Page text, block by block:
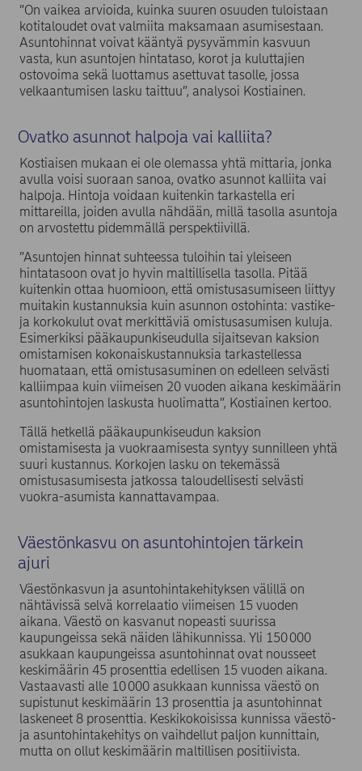
”On vaikea arvioida, kuinka suuren osuuden tuloistaan
kotitaloudet ovat valmiita maksamaan asumisestaan.
Asuntohinnat voivat kääntyä pysyvämmin kasvuun
vasta, kun asuntojen hintataso, korot ja kuluttajien
ostovoima sekä luottamus asettuvat tasolle, jossa
velkaantumisen lasku taittuu”, analysoi Kostiainen.
Ovatko asunnot halpoja vai kalliita?
Kostiaisen mukaan ei ole olemassa yhtä mittaria, jonka
avulla voisi suoraan sanoa, ovatko asunnot kalliita vai
halpoja. Hintoja voidaan kuitenkin tarkastella eri
mittareilla, joiden avulla nähdään, millä tasolla asuntoja
on arvostettu pidemmällä perspektiivillä.
”Asuntojen hinnat suhteessa tuloihin tai yleiseen
hintatasoon ovat jo hyvin maltillisella tasolla. Pitää
kuitenkin ottaa huomioon, että omistusasumiseen liittyy
muitakin kustannuksia kuin asunnon ostohinta: vastike-
ja korkokulut ovat merkittäviä omistusasumisen kuluja.
Esimerkiksi pääkaupunkiseudulla sijaitsevan kaksion
omistamisen kokonaiskustannuksia tarkastellessa
huomataan, että omistusasuminen on edelleen selvästi
kalliimpaa kuin viimeisen 20 vuoden aikana keskimäärin
asuntohintojen laskusta huolimatta”, Kostiainen kertoo.
Tällä hetkellä pääkaupunkiseudun kaksion
omistamisesta ja vuokraamisesta syntyy sunnilleen yhtä
suuri kustannus. Korkojen lasku on tekemässä
omistusasumisesta jatkossa taloudellisesti selvästi
vuokra-asumista kannattavampaa.
Väestönkasvu on asuntohintojen tärkein
ajuri
Väestönkasvun ja asuntohintakehityksen välillä on
nähtävissä selvä korrelaatio viimeisen 15 vuoden
aikana. Väestö on kasvanut nopeasti suurissa
kaupungeissa sekä näiden lähikunnissa. Yli 150 000
asukkaan kaupungeissa asuntohinnat ovat nousseet
keskimäärin 45 prosenttia edellisen 15 vuoden aikana.
Vastaavasti alle 10 000 asukkaan kunnissa väestö on
supistunut keskimäärin 13 prosenttia ja asuntohinnat
laskeneet 8 prosenttia. Keskikokoisissa kunnissa väestö-
ja asuntohintakehitys on vaihdellut paljon kunnittain,
mutta on ollut keskimäärin maltillisen positiivista.